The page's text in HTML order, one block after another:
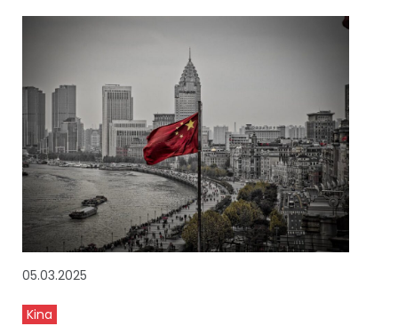
05.03.2025
Kina